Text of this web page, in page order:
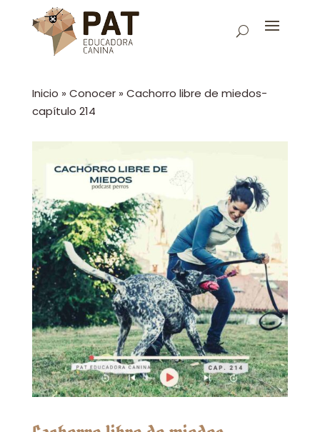
Inicio » Conocer» Cachorro libre de miedos-
capítulo 214